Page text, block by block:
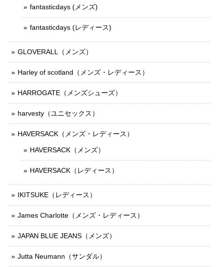
fantasticdays (メンズ)
fantasticdays (レディース)
GLOVERALL（メンズ）
Harley of scotland（メンズ・レディース）
HARROGATE（メンズシューズ）
harvesty（ユニセックス）
HAVERSACK（メンズ・レディース）
HAVERSACK（メンズ）
HAVERSACK（レディース）
IKITSUKE（レディース）
James Charlotte（メンズ・レディース）
JAPAN BLUE JEANS（メンズ）
Jutta Neumann（サンダル）